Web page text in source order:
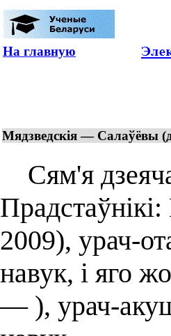
На главную
Мядзведскія — Салаўёвы
Сям'я
2009), урач-
навук, і яго
— ), урач-